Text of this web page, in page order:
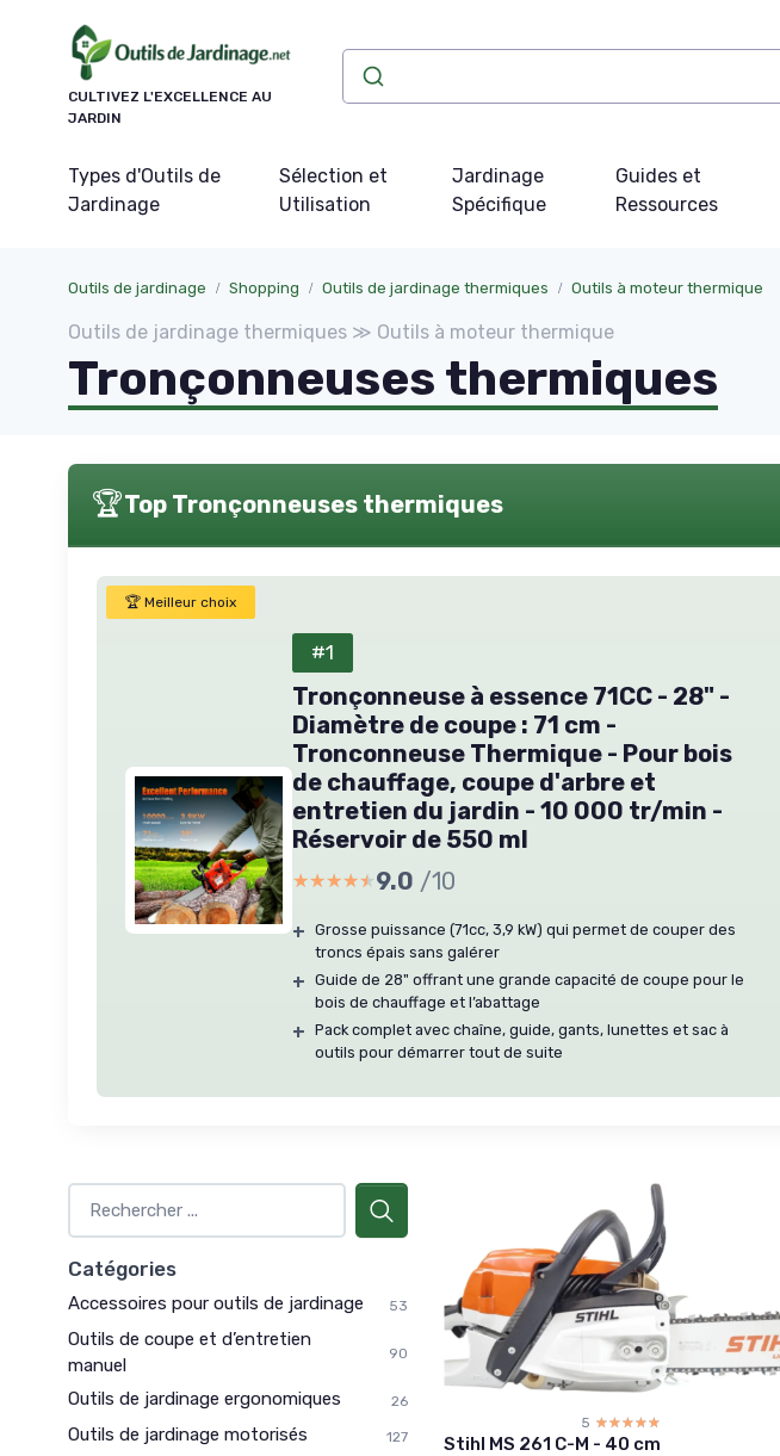
CULTIVEZ L'EXCELLENCE AU
JARDIN
Types d'Outils de
Jardinage
Sélection et
Utilisation
Jardinage
Spécifique
Guides et
Ressources
Outils de jardinage Shopping Outils de jardinage thermiques Outils à moteur thermique
Outils de jardinage thermiques ≫ Outils à moteur thermique
Tronçonneuses thermiques
🏆Top Tronçonneuses thermiques
🏆 Meilleur choix
#1
Tronçonneuse à essence 71CC - 28" -
Diamètre de coupe : 71 cm -
Tronconneuse Thermique - Pour bois
de chauffage, coupe d'arbre et
entretien du jardin - 10 000 tr/min -
Réservoir de 550 ml
★★★★★
★★★★★9.0 /10
+ Grosse puissance (71cc, 3,9 kW) qui permet de couper des
troncs épais sans galérer
+ Guide de 28" offrant une grande capacité de coupe pour le
bois de chauffage et l’abattage
+ Pack complet avec chaîne, guide, gants, lunettes et sac à
outils pour démarrer tout de suite
Catégories
Accessoires pour outils de jardinage 53
Outils de coupe et d’entretien
manuel
90
Outils de jardinage ergonomiques 26
Outils de jardinage motorisés 127
5 ☆☆☆☆☆
★★★★★
Stihl MS 261 C-M - 40 cm